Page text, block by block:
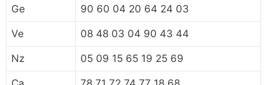
Ge 90 60 04 20 64 24 03
Ve 08 48 03 04 90 43 44
Nz 05 09 15 65 19 25 69